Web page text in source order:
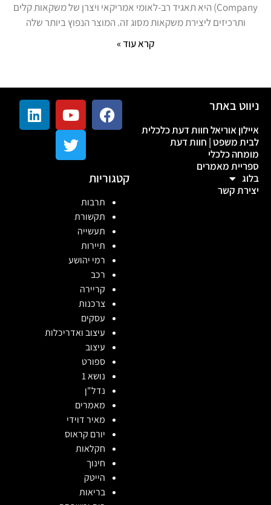
Company) היא תאגיד רב-לאומי אמריקאי ויצרן של משקאות קלים
ותרכיזים ליצירת משקאות מסוג זה. המוצר הנפוץ ביותר שלה
קרא עוד »
ניווט באתר
איילון אוריאל חוות דעת כלכלית
לבית משפט | חוות דעת
מומחה כלכלי
ספריית מאמרים
בלוג
יצירת קשר
קטגוריות
תרבות
תקשורת
תעשייה
תיירות
רמי יהושע
רכב
קריירה
צרכנות
עסקים
עיצוב ואדריכלות
עיצוב
ספורט
נושא 1
נדל"ן
מאמרים
מאיר דוידי
יורם קראוס
חקלאות
חינוך
הייטק
בריאות